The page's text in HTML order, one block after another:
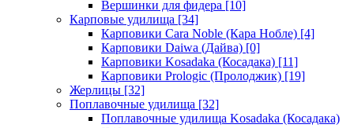
Вершинки для фидера [10]
Карповые удилища [34]
Карповики Cara Noble (Кара Нобле) [4]
Карповики Daiwa (Дайва) [0]
Карповики Kosadaka (Косадака) [11]
Карповики Prologic (Пролоджик) [19]
Жерлицы [32]
Поплавочные удилища [32]
Поплавочные удилища Kosadaka (Косадака)